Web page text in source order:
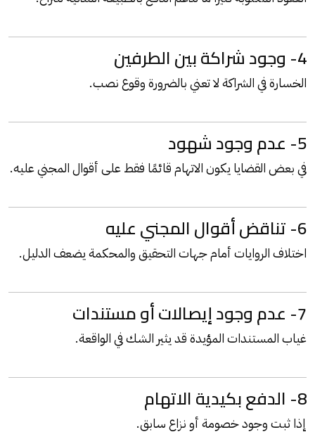
4- وجود شراكة بين الطرفين
الخسارة في الشراكة لا تعني بالضرورة وقوع نصب.
5- عدم وجود شهود
في بعض القضايا يكون الاتهام قائمًا فقط على أقوال المجني عليه.
6- تناقض أقوال المجني عليه
اختلاف الروايات أمام جهات التحقيق والمحكمة يضعف الدليل.
7- عدم وجود إيصالات أو مستندات
غياب المستندات المؤيدة قد يثير الشك في الواقعة.
8- الدفع بكيدية الاتهام
إذا ثبت وجود خصومة أو نزاع سابق.